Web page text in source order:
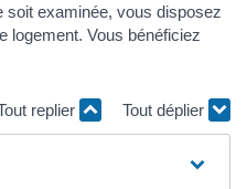
soit examinée, vous disposez
logement. Vous bénéficiez
replier Tout déplier